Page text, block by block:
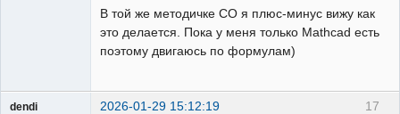
В той же методичке СО я плюс-минус вижу как
это делается. Пока у меня только Mathcad есть
поэтому двигаюсь по формулам)
17
dendi 2026-01-29 15:12:19